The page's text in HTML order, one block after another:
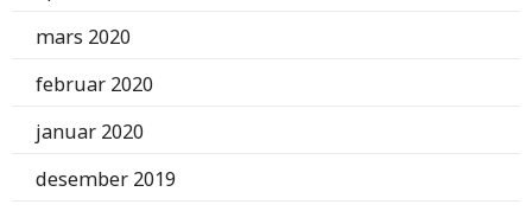
mars 2020
februar 2020
januar 2020
desember 2019